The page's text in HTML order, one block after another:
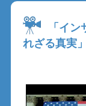
「イ
れざる真実」